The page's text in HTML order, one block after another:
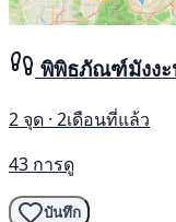
พิพิธภัณฑ์มังง
2 จุด · 2เดือนที่แล้ว
43 การดู
บันทึก